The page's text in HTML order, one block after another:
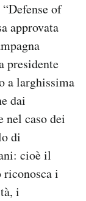
of
approvata
presidente
a larghissima
dai
nel caso dei
di
cioè il
riconosca i
i